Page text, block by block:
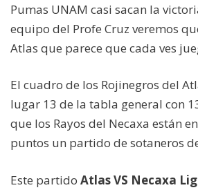
Pumas UNAM casi sacan la
equipo del Profe Cruz veremos
Atlas que parece que cada ves
El cuadro de los Rojinegros del
lugar 13 de la tabla general con
que los Rayos del Necaxa están
puntos un partido de sotaneros
Este partido Atlas VS Necaxa